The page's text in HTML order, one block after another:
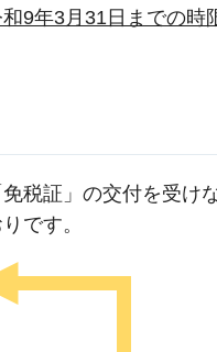
9年3月31日までの時
税証」の交付を受け
です。